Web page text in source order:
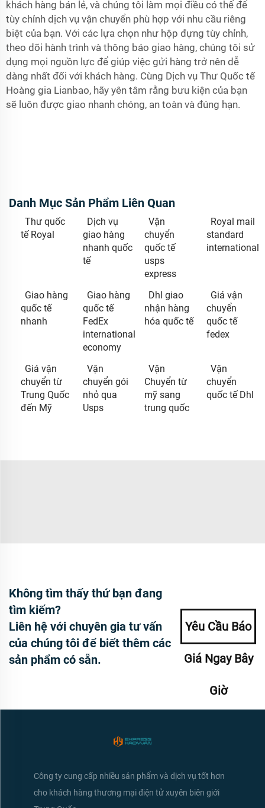
khách hàng bán lẻ, và chúng tôi làm mọi điều có thể để
tùy chỉnh dịch vụ vận chuyển phù hợp với nhu cầu riêng
biệt của bạn. Với các lựa chọn như hộp đựng tùy chỉnh,
theo dõi hành trình và thông báo giao hàng, chúng tôi sử
dụng mọi nguồn lực để giúp việc gửi hàng trở nên dễ
dàng nhất đối với khách hàng. Cùng Dịch vụ Thư Quốc tế
Hoàng gia Lianbao, hãy yên tâm rằng bưu kiện của bạn
sẽ luôn được giao nhanh chóng, an toàn và đúng hạn.
Danh Mục Sản Phẩm Liên Quan
Thư quốc
tế Royal
Dịch vụ
giao hàng
nhanh quốc
tế
Vận
chuyển
quốc tế
usps
express
Royal mail
standard
international
Giao hàng
quốc tế
nhanh
Giao hàng
quốc tế
FedEx
international
economy
Dhl giao
nhận hàng
hóa quốc tế
Giá vận
chuyển
quốc tế
fedex
Giá vận
chuyển từ
Trung Quốc
đến Mỹ
Vận
chuyển gói
nhỏ qua
Usps
Vận
Chuyển từ
mỹ sang
trung quốc
Vận
chuyển
quốc tế Dhl
Không tìm thấy thứ bạn đang
tìm kiếm?
Liên hệ với chuyên gia tư vấn
của chúng tôi để biết thêm các
sản phẩm có sẵn.
Yêu Cầu Báo
Giá Ngay Bây
Giờ
Công ty cung cấp nhiều sản phẩm và dịch vụ tốt hơn
cho khách hàng thương mại điện tử xuyên biên giới